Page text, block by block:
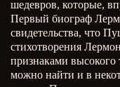
шедевров, которые,
Первый биограф
свидетельства, что
стихотворения
признаками
можно найти и в